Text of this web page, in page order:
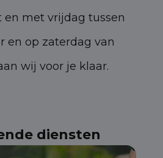
met vrijdag tussen
en op zaterdag van
wij voor je klaar.
diensten